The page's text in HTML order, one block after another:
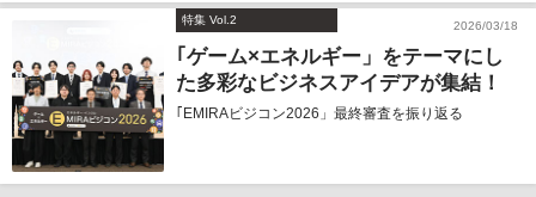
特集 Vol.2 2026/03/18
｢ゲーム×エネルギー」をテーマにし
た多彩なビジネスアイデアが集結！
｢EMIRAビジコン2026」最終審査を振り返る